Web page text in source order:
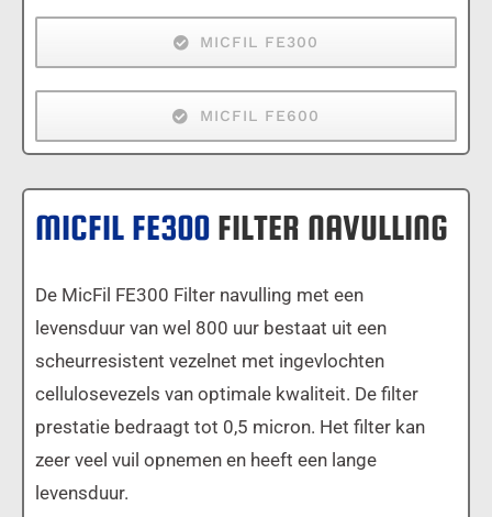
MICFIL FE300
MICFIL FE600
MICFIL FE300 FILTER NAVULLING
De MicFil FE300 Filter navulling met een
levensduur van wel 800 uur bestaat uit een
scheurresistent vezelnet met ingevlochten
cellulosevezels van optimale kwaliteit. De filter
prestatie bedraagt tot 0,5 micron. Het filter kan
zeer veel vuil opnemen en heeft een lange
levensduur.